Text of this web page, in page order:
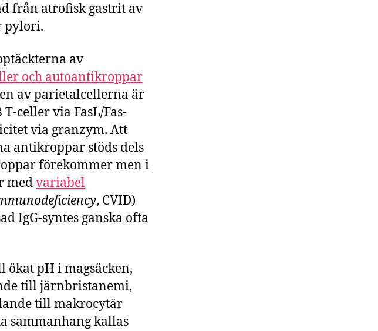
från atrofisk gastrit av
pylori.
av
och autoantikroppar
av parietalcellerna är
celler via FasL/Fas-
via granzym. Att
antikroppar stöds dels
förekommer men i
medvariabel
, CVID)
IgG-syntes ganska ofta
pH i magsäcken,
till järnbristanemi,
till makrocytär
sammanhang kallas